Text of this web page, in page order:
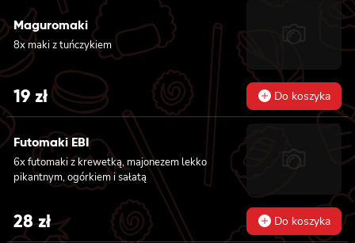
Maguromaki
8x maki z tuńczykiem
19 zł Do koszyka
Futomaki EBI
6x futomaki z krewetką, majonezem lekko
pikantnym, ogórkiem i sałatą
28zł Do koszyka